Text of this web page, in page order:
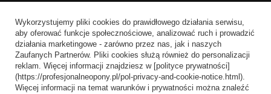
Wysyłka
Sposoby płatności i prowizje
Regulamin
Polityka prywatności
Wykorzystujemy pliki cookies do prawidłowego działania serwisu,
aby oferować funkcje społecznościowe, analizować ruch i prowadzić
działania marketingowe - zarówno przez nas, jak i naszych
Zaufanych Partnerów. Pliki cookies służą również do personalizacji
reklam. Więcej informacji znajdziesz w [polityce prywatności]
(https://profesjonalneopony.pl/pol-privacy-and-cookie-notice.html).
Więcej informacji na temat warunków i prywatności można znaleźć